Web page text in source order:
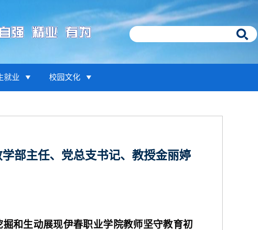
就业 校园文化
部主任、党总支书记、教授金丽婷
掘和生动展现伊春职业学院教师坚守教育初